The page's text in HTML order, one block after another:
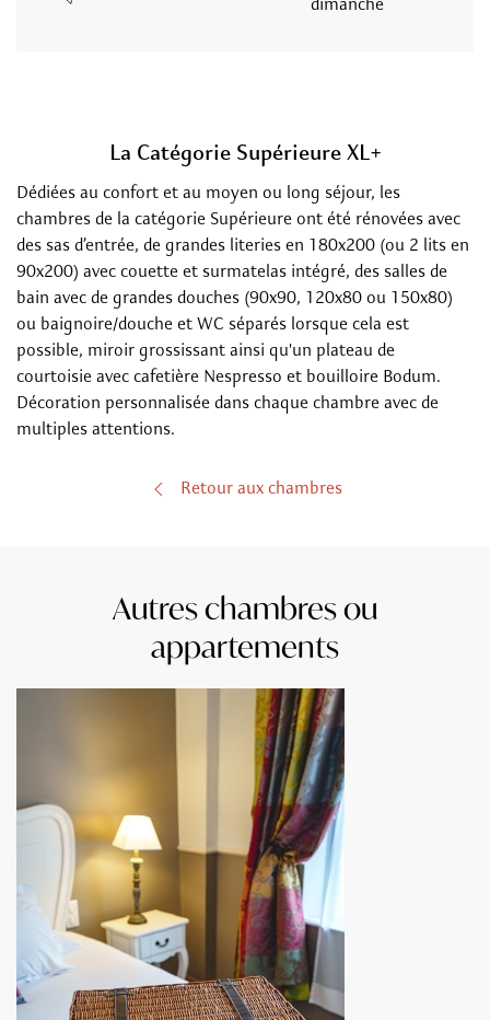
dimanche
La Catégorie Supérieure XL+
Dédiées au confort et au moyen ou long séjour, les
chambres de la catégorie Supérieure ont été rénovées avec
des sas d’entrée, de grandes literies en 180x200 (ou 2 lits en
90x200) avec couette et surmatelas intégré, des salles de
bain avec de grandes douches (90x90, 120x80 ou 150x80)
ou baignoire/douche et WC séparés lorsque cela est
possible, miroir grossissant ainsi qu'un plateau de
courtoisie avec cafetière Nespresso et bouilloire Bodum.
Décoration personnalisée dans chaque chambre avec de
multiples attentions.
Retour aux chambres
Autres chambres ou
appartements